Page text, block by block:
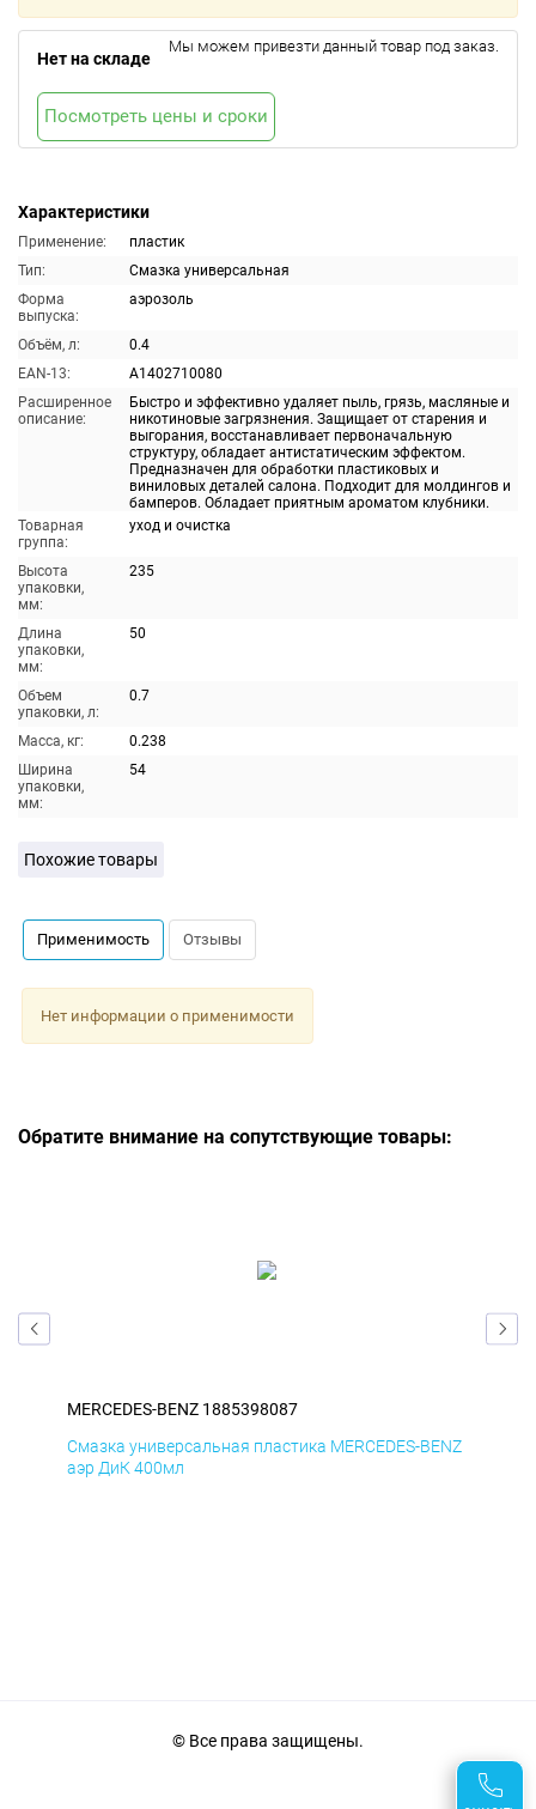
Характеристики
Применение:
пластик
Тип:
Смазка универсальная
Форма
выпуска:
аэрозоль
Объём, л:
0.4
EAN-13:
A1402710080
Расширенное
описание:
Быстро и эффективно удаляет пыль, грязь, масляные и
никотиновые загрязнения. Защищает от старения и
выгорания, восстанавливает первоначальную
структуру, обладает антистатическим эффектом.
Предназначен для обработки пластиковых и
виниловых деталей салона. Подходит для молдингов и
бамперов. Обладает приятным ароматом клубники.
Товарная
группа:
уход и очистка
Высота
упаковки,
мм:
235
Длина
упаковки,
мм:
50
Объем
упаковки, л:
0.7
Масса, кг:
0.238
Ширина
упаковки,
мм:
54
Нет на складе
Мы можем привезти данный товар под заказ.
Посмотреть цены и сроки
Похожие товары
Применимость Отзывы
Нет информации о применимости
Обратите внимание на сопутствующие товары:
MERCEDES-BENZ 1885398087
Смазка универсальная пластика MERCEDES-BENZ
аэр ДиК 400мл
© Все права защищены.